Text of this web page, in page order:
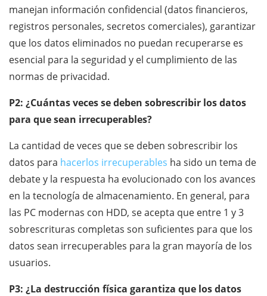
manejan información confidencial (datos financieros,
registros personales, secretos comerciales), garantizar
que los datos eliminados no puedan recuperarse es
esencial para la seguridad y el cumplimiento de las
normas de privacidad.
P2: ¿Cuántas veces se deben sobrescribir los datos
para que sean irrecuperables?
La cantidad de veces que se deben sobrescribir los
datos para hacerlos irrecuperables ha sido un tema de
debate y la respuesta ha evolucionado con los avances
en la tecnología de almacenamiento. En general, para
las PC modernas con HDD, se acepta que entre 1 y 3
sobrescrituras completas son suficientes para que los
datos sean irrecuperables para la gran mayoría de los
usuarios.
P3: ¿La destrucción física garantiza que los datos